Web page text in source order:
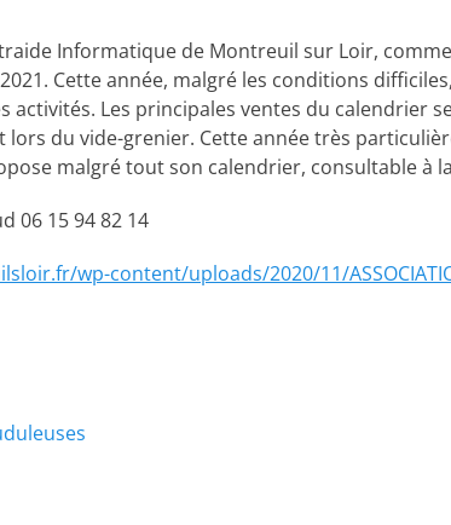
Informatique de Montreuil sur Loir,
Cette année, malgré les conditions
activités. Les principales ventes du calendrier
lors du vide-grenier. Cette année très
malgré tout son calendrier, consultable à
06 15 94 82 14
wp-content/uploads/2020/11/